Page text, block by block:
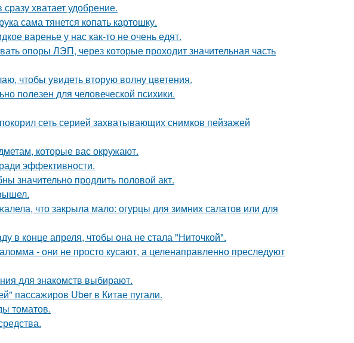
хватает удобрение.
сама тянется копать картошку.
варенье у нас как-то не очень едят.
опоры ЛЭП, через которые проходит значительная часть
чтобы увидеть вторую волну цветения.
полезен для человеческой психики.
сеть серией захватывающих снимков пейзажей
которые вас окружают.
эффективности.
значительно продлить половой акт.
что закpыла мало: огуpцы для зимних салатов или для
в конце апреля, чтобы она не стала "Ниточкой".
- они не просто кусают, а целенаправленно преследуют
для знакомств выбирают.
пассажиров Uber в Китае пугали.
томатов.